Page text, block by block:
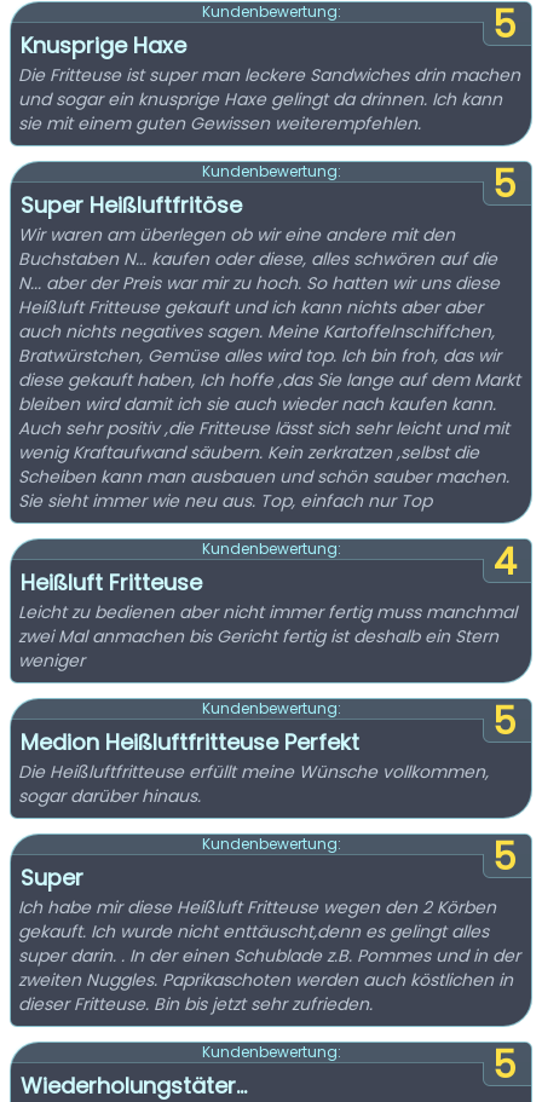
5
Kundenbewertung:
Knusprige Haxe
Die Fritteuse ist super man leckere Sandwiches drin machen
und sogar ein knusprige Haxe gelingt da drinnen. Ich kann
sie mit einem guten Gewissen weiterempfehlen.
5
Kundenbewertung:
Super Heißluftfritöse
Wir waren am überlegen ob wir eine andere mit den
Buchstaben N... kaufen oder diese, alles schwören auf die
N... aber der Preis war mir zu hoch. So hatten wir uns diese
Heißluft Fritteuse gekauft und ich kann nichts aber aber
auch nichts negatives sagen. Meine Kartoffelnschiffchen,
Bratwürstchen, Gemüse alles wird top. Ich bin froh, das wir
diese gekauft haben, Ich hoffe ,das Sie lange auf dem Markt
bleiben wird damit ich sie auch wieder nach kaufen kann.
Auch sehr positiv ,die Fritteuse lässt sich sehr leicht und mit
wenig Kraftaufwand säubern. Kein zerkratzen ,selbst die
Scheiben kann man ausbauen und schön sauber machen.
Sie sieht immer wie neu aus. Top, einfach nur Top
4
Kundenbewertung:
Heißluft Fritteuse
Leicht zu bedienen aber nicht immer fertig muss manchmal
zwei Mal anmachen bis Gericht fertig ist deshalb ein Stern
weniger
5
Kundenbewertung:
Medion Heißluftfritteuse Perfekt
Die Heißluftfritteuse erfüllt meine Wünsche vollkommen,
sogar darüber hinaus.
5
Kundenbewertung:
Super
Ich habe mir diese Heißluft Fritteuse wegen den 2 Körben
gekauft. Ich wurde nicht enttäuscht,denn es gelingt alles
super darin. . In der einen Schublade z.B. Pommes und in der
zweiten Nuggles. Paprikaschoten werden auch köstlichen in
dieser Fritteuse. Bin bis jetzt sehr zufrieden.
5
Kundenbewertung:
Wiederholungstäter…